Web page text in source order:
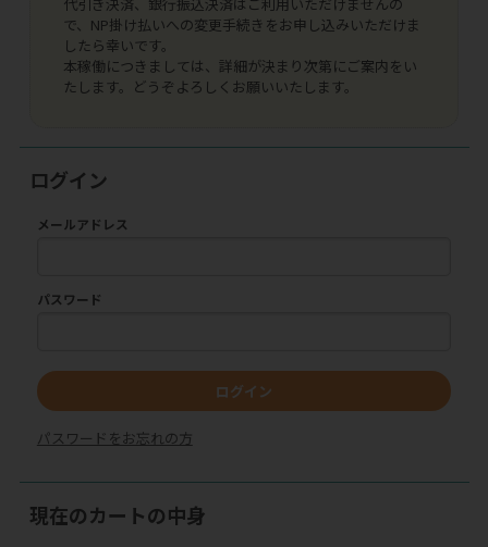
代引き決済、銀行振込決済はご利用いただけませんの
で、NP掛け払いへの変更手続きをお申し込みいただけま
したら幸いです。
本稼働につきましては、詳細が決まり次第にご案内をい
たします。どうぞよろしくお願いいたします。
ログイン
メールアドレス
パスワード
ログイン
パスワードをお忘れの方
現在のカートの中身